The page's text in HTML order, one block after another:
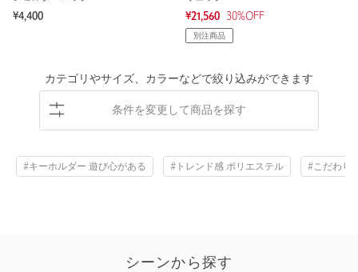
¥4,400
¥21,560
30%OFF
別注商品
カテゴリやサイズ、カラーなどで絞り込みができます
条件を変更して商品を探す
#キーホルダー 遊び心がある #トレンド感 ポリエステル #こだわり
シーンから探す